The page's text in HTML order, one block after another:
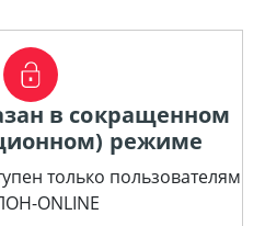
в сокращенном
режиме
только пользователям
ONLINE